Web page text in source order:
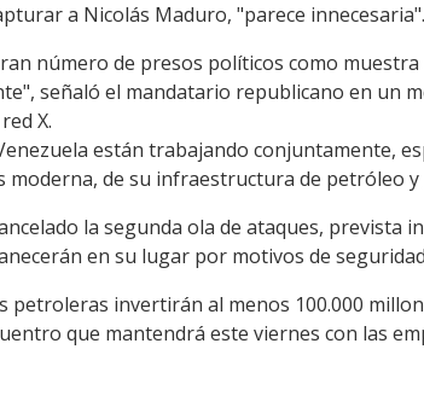
a Nicolás Maduro, "parece innecesaria".
número de presos políticos como muestra
señaló el mandatario republicano en un
X.
están trabajando conjuntamente,
moderna, de su infraestructura de petróleo y
la segunda ola de ataques, prevista
en su lugar por motivos de
petroleras invertirán al menos 100.000
que mantendrá este viernes con las